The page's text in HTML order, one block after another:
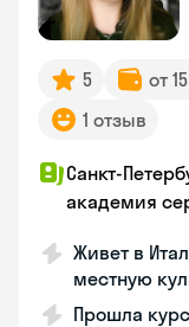
5 от
1 отзыв
Санкт-
академия
Живет в
местную
Прошла